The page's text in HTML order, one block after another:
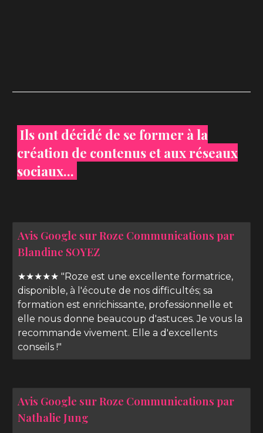
Ils ont décidé de se former à la
création de contenus et aux réseaux
sociaux...
Avis Google sur Roze Communications par
Blandine SOYEZ
★★★★★ "Roze est une excellente formatrice,
disponible, à l'écoute de nos difficultés; sa
formation est enrichissante, professionnelle et
elle nous donne beaucoup d'astuces. Je vous la
recommande vivement. Elle a d'excellents
conseils !"
Avis Google sur Roze Communications par
Nathalie Jung